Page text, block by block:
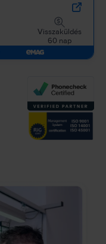
Visszaküldés
60 nap